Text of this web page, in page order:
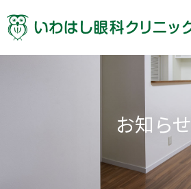
お知らせ